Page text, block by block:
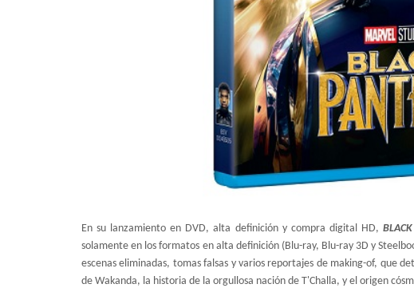
En su lanzamiento en DVD, alta definición y compra digital HD,
solamente en los formatos en alta definición (Blu-ray, Blu-ray 3D y
escenas eliminadas, tomas falsas y varios reportajes de making-of, que
de Wakanda, la historia de la orgullosa nación de T'Challa, y el origen